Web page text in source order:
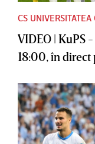
CS UNIVERSITATEA
VIDEO | KuPS
18:00, în direct